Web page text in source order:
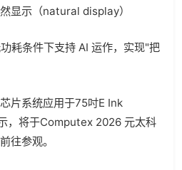
显示（natural display）
条件下支持 AI 运作，实现"把
系统应用于75吋E Ink
，将于Computex 2026 元太科
往参观。